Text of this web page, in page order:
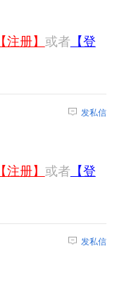
【注册】 或者 【登
发私信
【注册】 或者 【登
发私信